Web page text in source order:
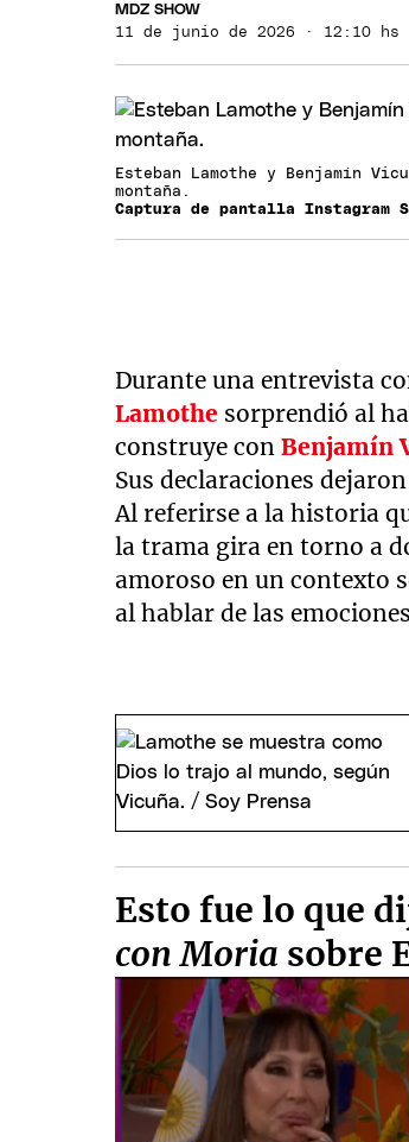
MDZ SHOW
11 de junio de 2026 · 12:10 hs
Esteban Lamothe y Benjamín
montaña.
Captura de pantalla Instagram
Durante una entrevista
Lamothe sorprendió al
construye conBenjamín
Sus declaraciones
Al referirse a la historia
la trama gira en torno a
amoroso en un contexto
al hablar de las
Esto fue lo que
con Moria sobre